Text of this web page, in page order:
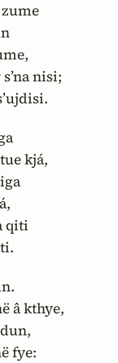
nisi;
kjá,
qiti
â kthye,
fye: